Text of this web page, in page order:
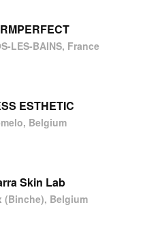
LES-BAINS, France
ESTHETIC
Belgium
Skin Lab
(Binche), Belgium